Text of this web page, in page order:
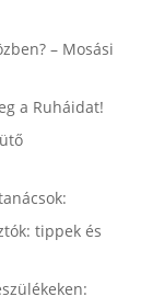
– Mosási
a Ruháidat!
tippek és